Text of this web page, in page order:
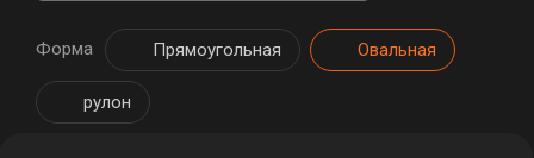
Форма Прямоугольная Овальная
рулон